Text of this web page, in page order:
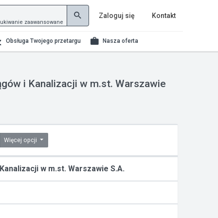
zaawansowane
Zaloguj się Kontakt
Obsługa Twojego przetargu Nasza oferta
i Kanalizacji w m.st. Warszawie
Więcej opcji
w m.st. Warszawie S.A.